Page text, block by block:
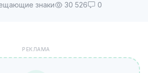
знаки 30 526 0
РЕКЛАМА